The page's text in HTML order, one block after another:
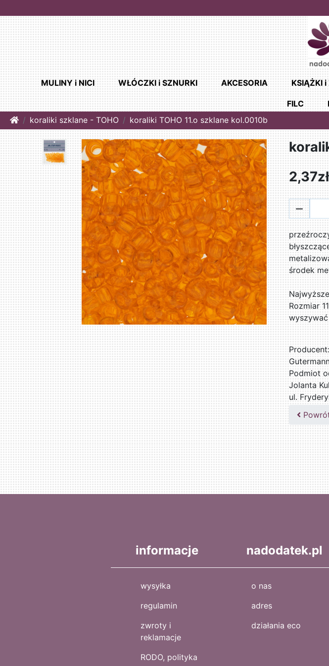
MULINY i NICI WŁÓCZKI i SZNURKI AKCESORIA KSIĄŻKI
FILC
Homekoraliki szklane - TOHO koraliki TOHO 11.o szklane kol.0010b
2,37zł
środek
Rozmiar
Producent:
Podmiot
Jolanta
ul.
502047435
informacje
wysyłka
regulamin
zwroty i
reklamacje
RODO, polityka
nadodatek.pl
o nas
adres
działania eco